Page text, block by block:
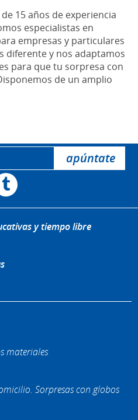
de 15 años de experiencia
especialistas en
empresas y particulares
diferente y nos adaptamos
para que tu sorpresa con
de un amplio
y tiempo libre
materiales
Sorpresas con globos